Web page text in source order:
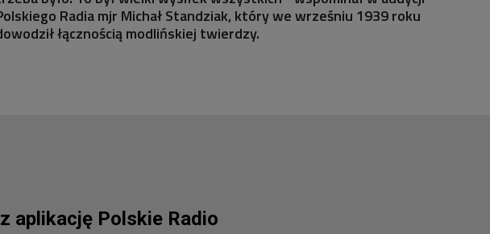
Radia mjr Michał Standziak, który we wrześniu 1939 roku
łącznością modlińskiej twierdzy.
aplikację Polskie Radio